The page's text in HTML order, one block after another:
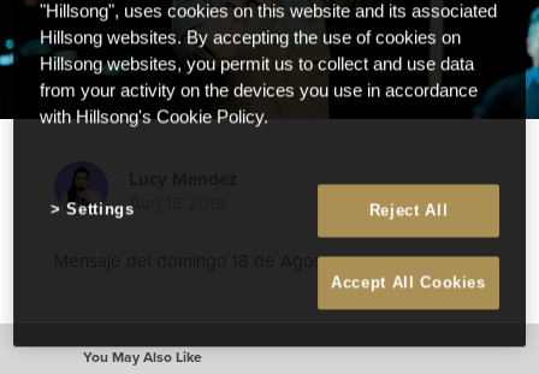
Aug 18 2019
Mensaje del domingo 18 de Agosto
You May Also Like
"Hillsong", uses cookies on this website and its associated
Hillsong websites. By accepting the use of cookies on
Hillsong websites, you permit us to collect and use data
from your activity on the devices you use in accordance
with Hillsong's Cookie Policy.
Reject All
Accept All Cookies
Settings